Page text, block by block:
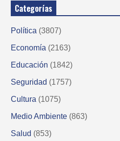
Categorías
Política (3807)
Economía (2163)
Educación (1842)
Seguridad (1757)
Cultura (1075)
Medio Ambiente (863)
Salud (853)